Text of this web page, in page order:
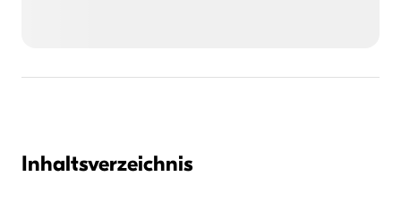
Inhaltsverzeichnis